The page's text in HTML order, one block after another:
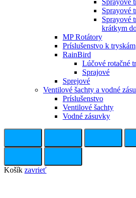
Sprayové
Sprayové
Sprayové
krátkym
MP Rotátory
Príslušenstvo k tryskám
RainBird
Lúčové rotačné
Sprajové
Sprejové
Ventilové šachty a vodné
Príslušenstvo
Ventilové šachty
Vodné zásuvky
Košík zavrieť